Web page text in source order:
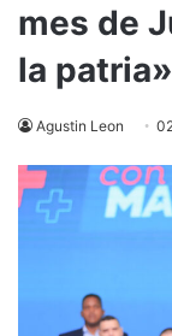
mes de
la patria»
Agustin Leon